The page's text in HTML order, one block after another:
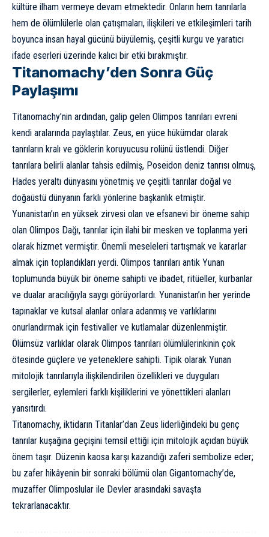
kültüre ilham vermeye devam etmektedir. Onların hem tanrılarla
hem de ölümlülerle olan çatışmaları, ilişkileri ve etkileşimleri tarih
boyunca insan hayal gücünü büyülemiş, çeşitli kurgu ve yaratıcı
ifade eserleri üzerinde kalıcı bir etki bırakmıştır.
Titanomachy’den Sonra Güç
Paylaşımı
Titanomachy’nin ardından, galip gelen Olimpos tanrıları evreni
kendi aralarında paylaştılar. Zeus, en yüce hükümdar olarak
tanrıların kralı ve göklerin koruyucusu rolünü üstlendi. Diğer
tanrılara belirli alanlar tahsis edilmiş, Poseidon deniz tanrısı olmuş,
Hades yeraltı dünyasını yönetmiş ve çeşitli tanrılar doğal ve
doğaüstü dünyanın farklı yönlerine başkanlık etmiştir.
Yunanistan’ın en yüksek zirvesi olan ve efsanevi bir öneme sahip
olan Olimpos Dağı, tanrılar için ilahi bir mesken ve toplanma yeri
olarak hizmet vermiştir. Önemli meseleleri tartışmak ve kararlar
almak için toplandıkları yerdi. Olimpos tanrıları antik Yunan
toplumunda büyük bir öneme sahipti ve ibadet, ritüeller, kurbanlar
ve dualar aracılığıyla saygı görüyorlardı. Yunanistan’ın her yerinde
tapınaklar ve kutsal alanlar onlara adanmış ve varlıklarını
onurlandırmak için festivaller ve kutlamalar düzenlenmiştir.
Ölümsüz varlıklar olarak Olimpos tanrıları ölümlülerinkinin çok
ötesinde güçlere ve yeteneklere sahipti. Tipik olarak Yunan
mitolojik tanrılarıyla ilişkilendirilen özellikleri ve duyguları
sergilerler, eylemleri farklı kişiliklerini ve yönettikleri alanları
yansıtırdı.
Titanomachy, iktidarın Titanlar’dan Zeus liderliğindeki bu genç
tanrılar kuşağına geçişini temsil ettiği için mitolojik açıdan büyük
önem taşır. Düzenin kaosa karşı kazandığı zaferi sembolize eder;
bu zafer hikâyenin bir sonraki bölümü olan Gigantomachy’de,
muzaffer Olimposlular ile Devler arasındaki savaşta
tekrarlanacaktır.